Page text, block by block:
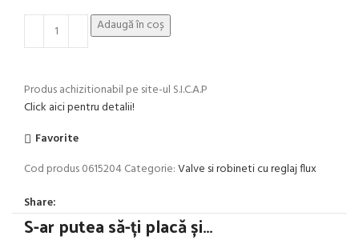
Adaugă în coș
Produs achizitionabil pe site-ul S.I.C.A.P
Click aici pentru detalii!
Favorite
Cod produs0615204Categorie:Valve si robineti cu reglaj flux
Share:
S-ar putea să-ți placă și…